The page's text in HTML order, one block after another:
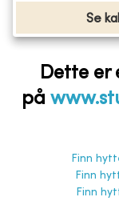
Se
Dette er
på
Finn
Finn
Finn